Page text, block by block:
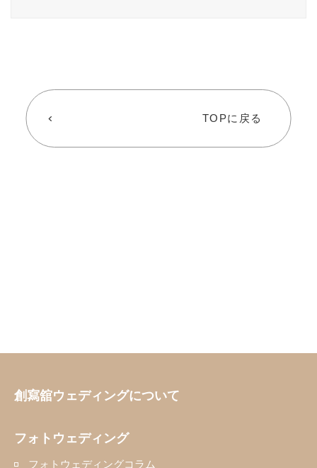
TOPに戻る
創寫舘ウェディングについて
フォトウェディング
フォトウェディングコラム